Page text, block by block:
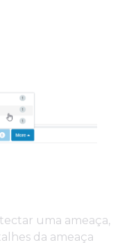
uma ameaça,
da ameaça